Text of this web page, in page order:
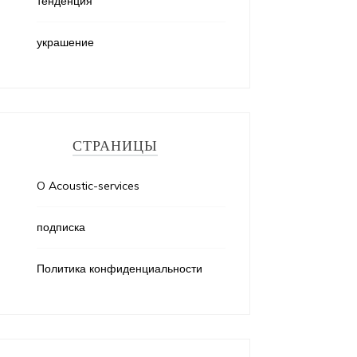
украшение
СТРАНИЦЫ
O Acoustic-services
подписка
Политика конфиденциальности